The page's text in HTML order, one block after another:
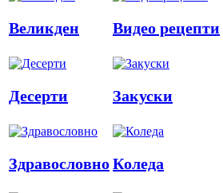
Великден Видео рецепти
Десерти Закуски
ЗдравословноКоледа